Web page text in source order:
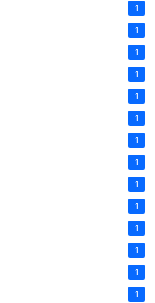
1
1
1
1
1
1
1
1
1
1
1
1
1
1